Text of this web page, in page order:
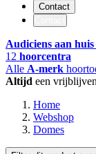
Contact
Audiciens aan huis
12 hoorcentra
Alle A-merk
Altijd een
Home
Webshop
Domes